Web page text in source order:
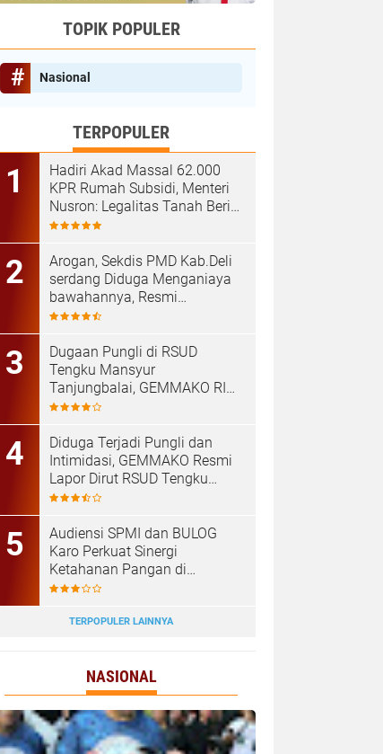
TOPIK POPULER
Nasional
TERPOPULER
Hadiri Akad Massal 62.000
KPR Rumah Subsidi, Menteri
Nusron: Legalitas Tanah Beri
Kepastian bagi Masyarakat
‎Arogan, Sekdis PMD Kab.Deli
serdang Diduga Menganiaya
bawahannya, Resmi
Dilaporkan ke Poldasu
Dugaan Pungli di RSUD
Tengku Mansyur
Tanjungbalai, GEMMAKO RI
Minta Penegak Hukum Usut
Diduga Terjadi Pungli dan
Intimidasi, GEMMAKO Resmi
Lapor Dirut RSUD Tengku
Mansyur ke Kejaksaan
Audiensi SPMI dan BULOG
Karo Perkuat Sinergi
Ketahanan Pangan di
Kabanjahe
TERPOPULER LAINNYA
NASIONAL